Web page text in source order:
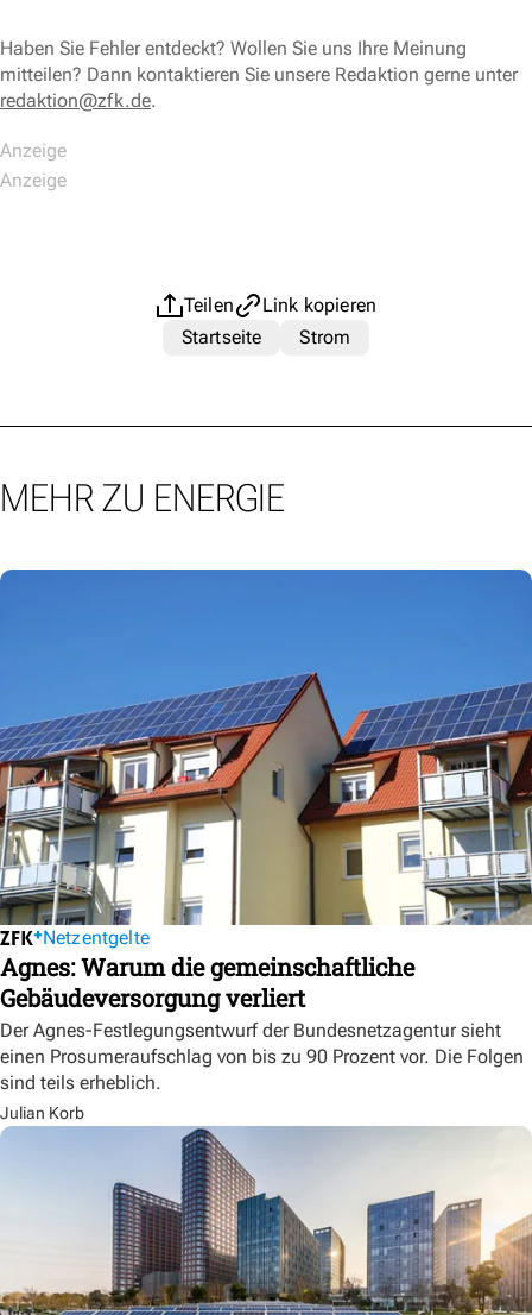
Haben Sie Fehler entdeckt? Wollen Sie uns Ihre Meinung
mitteilen? Dann kontaktieren Sie unsere Redaktion gerne unter
redaktion@zfk.de.
Teilen
Link kopieren
Startseite
Strom
MEHR ZU ENERGIE
Netzentgelte
Agnes: Warum die gemeinschaftliche
Gebäudeversorgung verliert
Der Agnes-Festlegungsentwurf der Bundesnetzagentur sieht
einen Prosumeraufschlag von bis zu 90 Prozent vor. Die Folgen
sind teils erheblich.
Julian Korb